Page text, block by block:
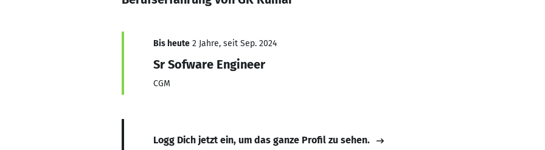
Bis heute 2 Jahre, seit Sep. 2024
Sr Sofware Engineer
CGM
Logg Dich jetzt ein, um das ganze Profil zu sehen.